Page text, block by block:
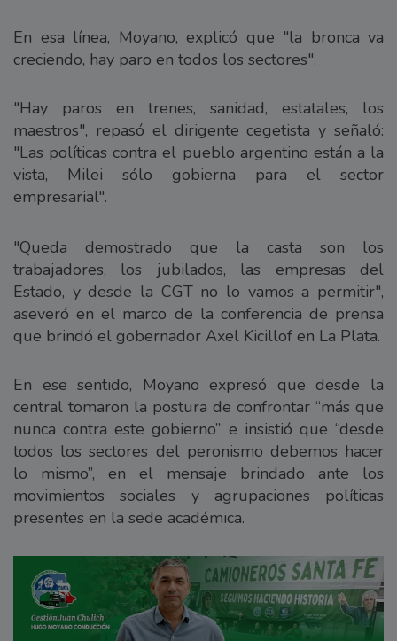
En esa línea, Moyano, explicó que "la bronca va
creciendo, hay paro en todos los sectores".
"Hay paros en trenes, sanidad, estatales, los
maestros", repasó el dirigente cegetista y señaló:
"Las políticas contra el pueblo argentino están a la
vista, Milei sólo gobierna para el sector
empresarial".
"Queda demostrado que la casta son los
trabajadores, los jubilados, las empresas del
Estado, y desde la CGT no lo vamos a permitir",
aseveró en el marco de la conferencia de prensa
que brindó el gobernador Axel Kicillof en La Plata.
En ese sentido, Moyano expresó que desde la
central tomaron la postura de confrontar “más que
nunca contra este gobierno” e insistió que “desde
todos los sectores del peronismo debemos hacer
lo mismo”, en el mensaje brindado ante los
movimientos sociales y agrupaciones políticas
presentes en la sede académica.